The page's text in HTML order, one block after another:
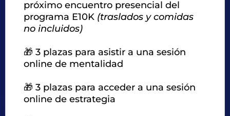
próximo encuentro presencial del
programa E10K (traslados y comidas
no incluidos)
🎁 3 plazas para asistir a una sesión
online de mentalidad
🎁 3 plazas para acceder a una sesión
online de estrategia